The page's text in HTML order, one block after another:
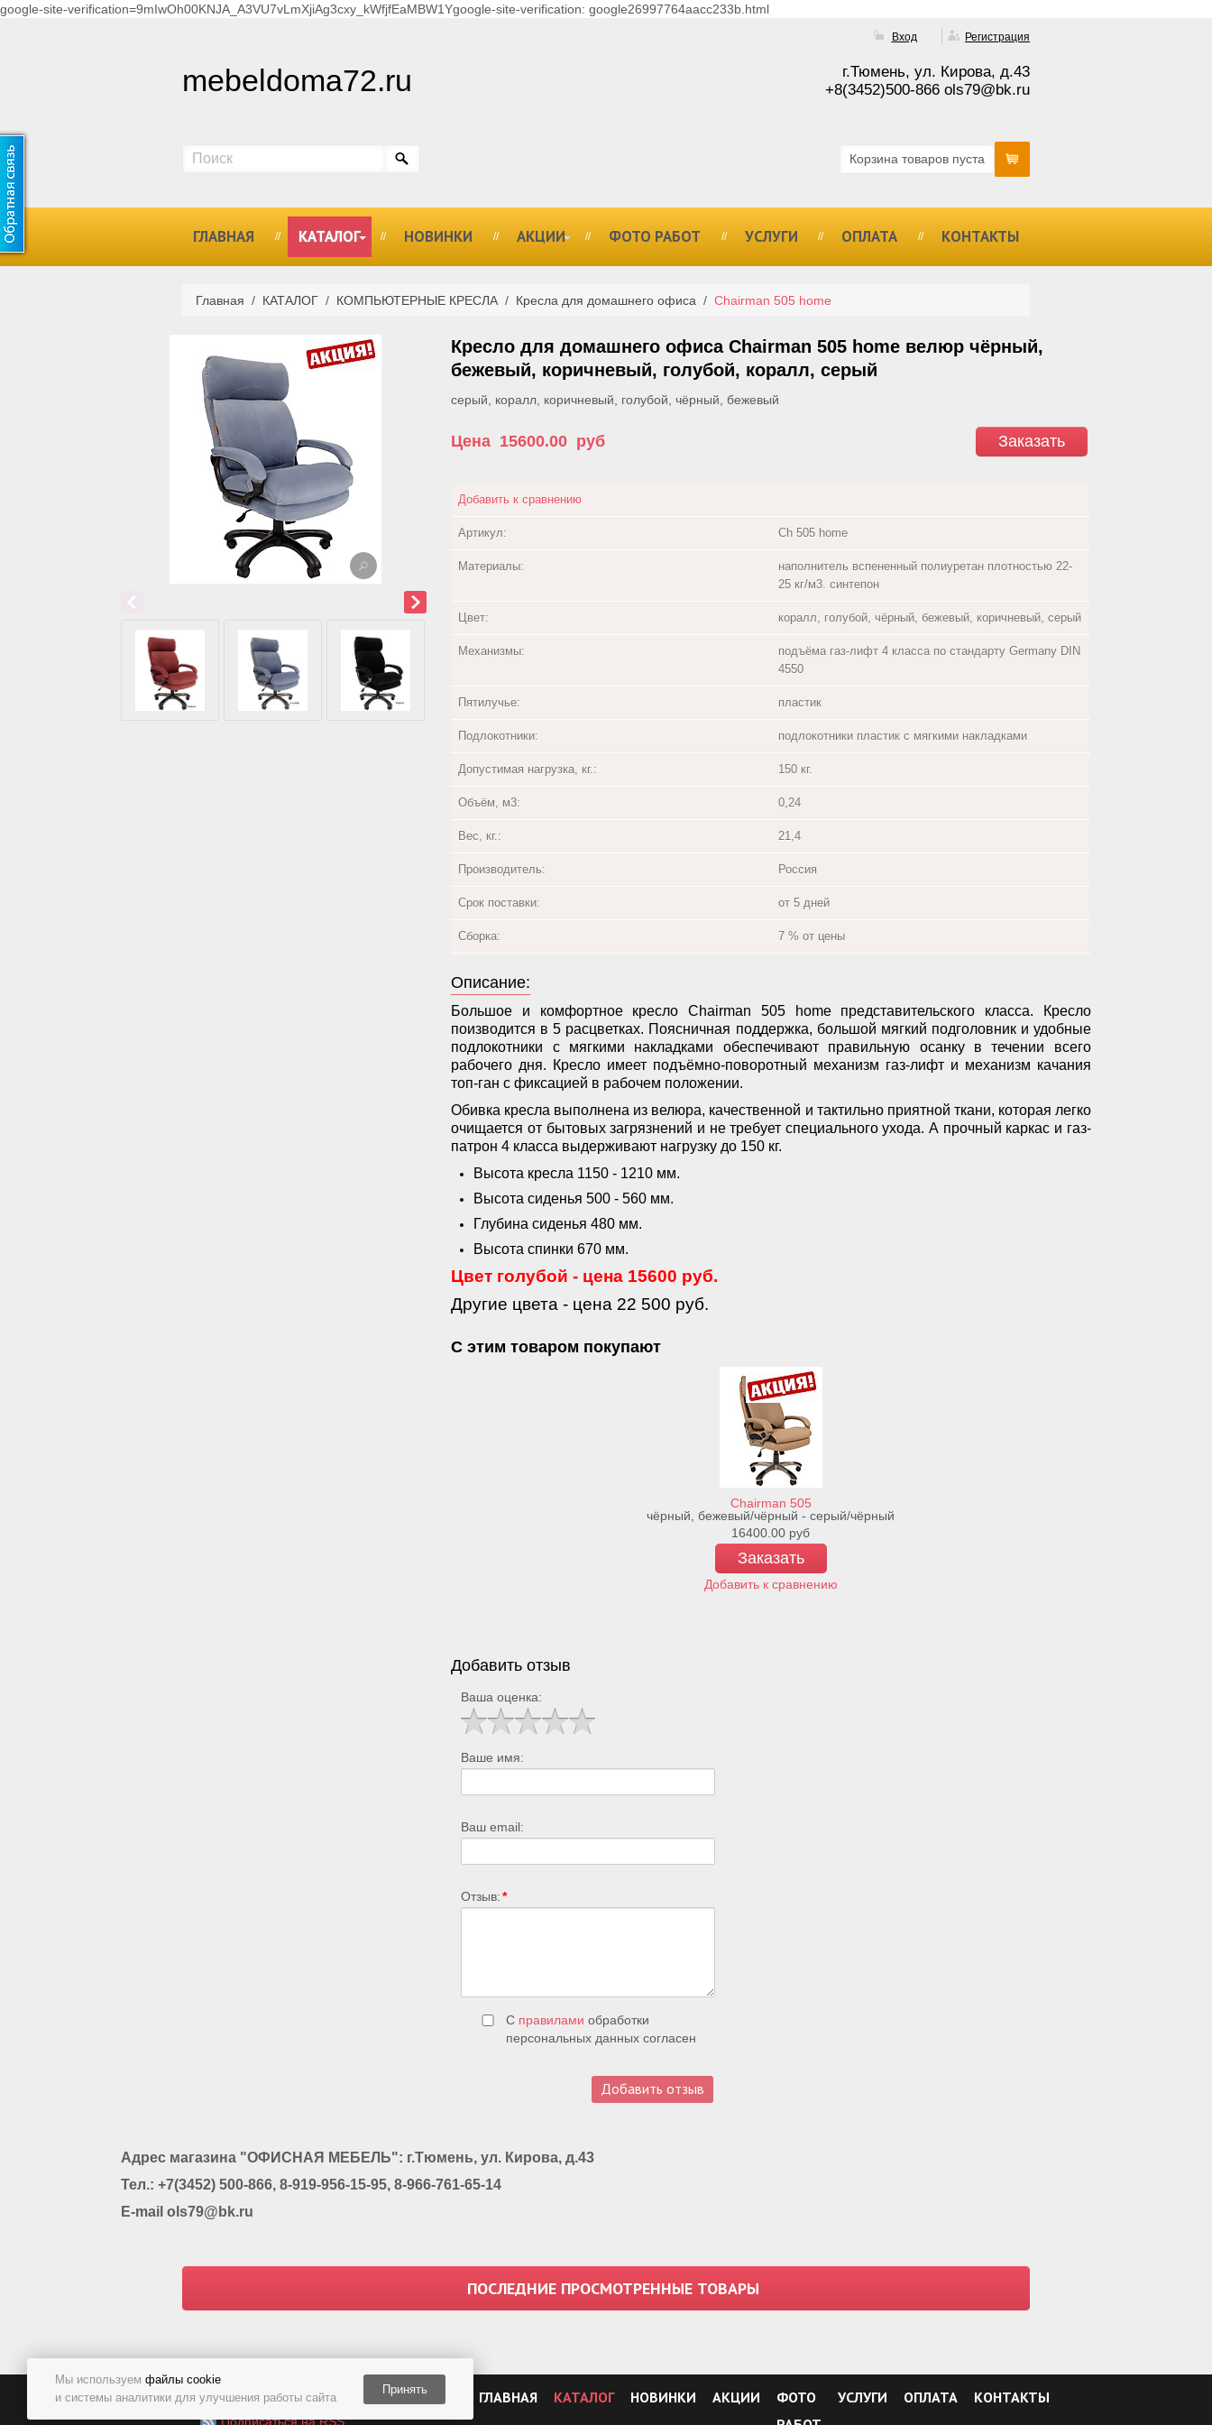
google-site-verification=9mIwOh00KNJA_A3VU7vLmXjiAg3cxy_kWfjfEaMBW1Ygoogle-site-verification: google26997764aacc233b.html
Мы используем файлы cookie
и системы аналитики для улучшения работы сайта
Принять
mebeldoma72.ru
г.Тюмень, ул. Кирова, д.43
+8(3452)500-866 ols79@bk.ru
Вход Регистрация
Корзина товаров пуста
ГЛАВНАЯ КАТАЛОГ НОВИНКИ АКЦИИ ФОТО РАБОТ УСЛУГИ ОПЛАТА КОНТАКТЫ
Главная / КАТАЛОГ / КОМПЬЮТЕРНЫЕ КРЕСЛА / Кресла для домашнего офиса / Chairman 505 home
Кресло для домашнего офиса Chairman 505 home велюр чёрный,
бежевый, коричневый, голубой, коралл, серый
серый, коралл, коричневый, голубой, чёрный, бежевый
Заказать
Цена 15600.00 руб
Добавить к сравнению
Артикул: Ch 505 home
Материалы:
наполнитель вспененный полиуретан плотностью 22-
25 кг/м3. синтепон
Цвет: коралл, голубой, чёрный, бежевый, коричневый, серый
Механизмы:
подъёма газ-лифт 4 класса по стандарту Germany DIN
4550
Пятилучье: пластик
Подлокотники: подлокотники пластик с мягкими накладками
Допустимая нагрузка, кг.: 150 кг.
Объём, м3: 0,24
Вес, кг.: 21,4
Производитель: Россия
Срок поставки: от 5 дней
Сборка: 7 % от цены
Описание:
Большое и комфортное кресло Chairman 505 home представительского класса. Кресло
поизводится в 5 расцветках. Поясничная поддержка, большой мягкий подголовник и удобные
подлокотники с мягкими накладками обеспечивают правильную осанку в течении всего
рабочего дня. Кресло имеет подъёмно-поворотный механизм газ-лифт и механизм качания
топ-ган с фиксацией в рабочем положении.
Обивка кресла выполнена из велюра, качественной и тактильно приятной ткани, которая легко
очищается от бытовых загрязнений и не требует специального ухода. А прочный каркас и газ-
патрон 4 класса выдерживают нагрузку до 150 кг.
Высота кресла 1150 - 1210 мм.
Высота сиденья 500 - 560 мм.
Глубина сиденья 480 мм.
Высота спинки 670 мм.
Цвет голубой - цена 15600 руб.
Другие цвета - цена 22 500 руб.
С этим товаром покупают
Chairman 505
чёрный, бежевый/чёрный - серый/чёрный
16400.00 руб
Заказать
Добавить к сравнению
Добавить отзыв
Ваша оценка:
Ваше имя:
Ваш email:
Отзыв:*
С правилами обработки
персональных данных согласен
Адрес магазина "ОФИСНАЯ МЕБЕЛЬ": г.Тюмень, ул. Кирова, д.43
Тел.: +7(3452) 500-866, 8-919-956-15-95, 8-966-761-65-14
E-mail ols79@bk.ru
ПОСЛЕДНИЕ ПРОСМОТРЕННЫЕ ТОВАРЫ
Политика конфиденциальности
Подписаться на RSS
ГЛАВНАЯ КАТАЛОГ НОВИНКИ АКЦИИ
ФОТО
УСЛУГИ ОПЛАТА КОНТАКТЫ